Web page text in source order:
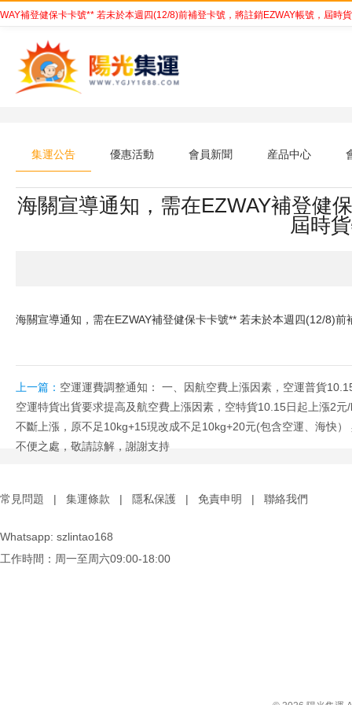
補登健保卡卡號** 若未於本週四(12/8)前補登卡號，將註銷EZWAY帳號，屆時貨
集運公告 優惠活動 會員新聞 産品中心
海關宣導通知，需在EZWAY補登健
屆時
海關宣導通知，需在EZWAY補登健保卡卡號** 若未於本週四(12/8)
上一篇： 空運運費調整通知： 一、因航空費上漲因素，空運普貨
空運特貨出貨要求提高及航空費上漲因素，空特貨10.15日起上漲2
不斷上漲，原不足10kg+15現改成不足10kg+20元(包含空運、海快
不便之處，敬請諒解，謝謝支持
常見問題 | 集運條款 | 隱私保護 | 免責申明 | 聯絡我們
Whatsapp: szlintao168
工作時間：周一至周六09:00-18:00